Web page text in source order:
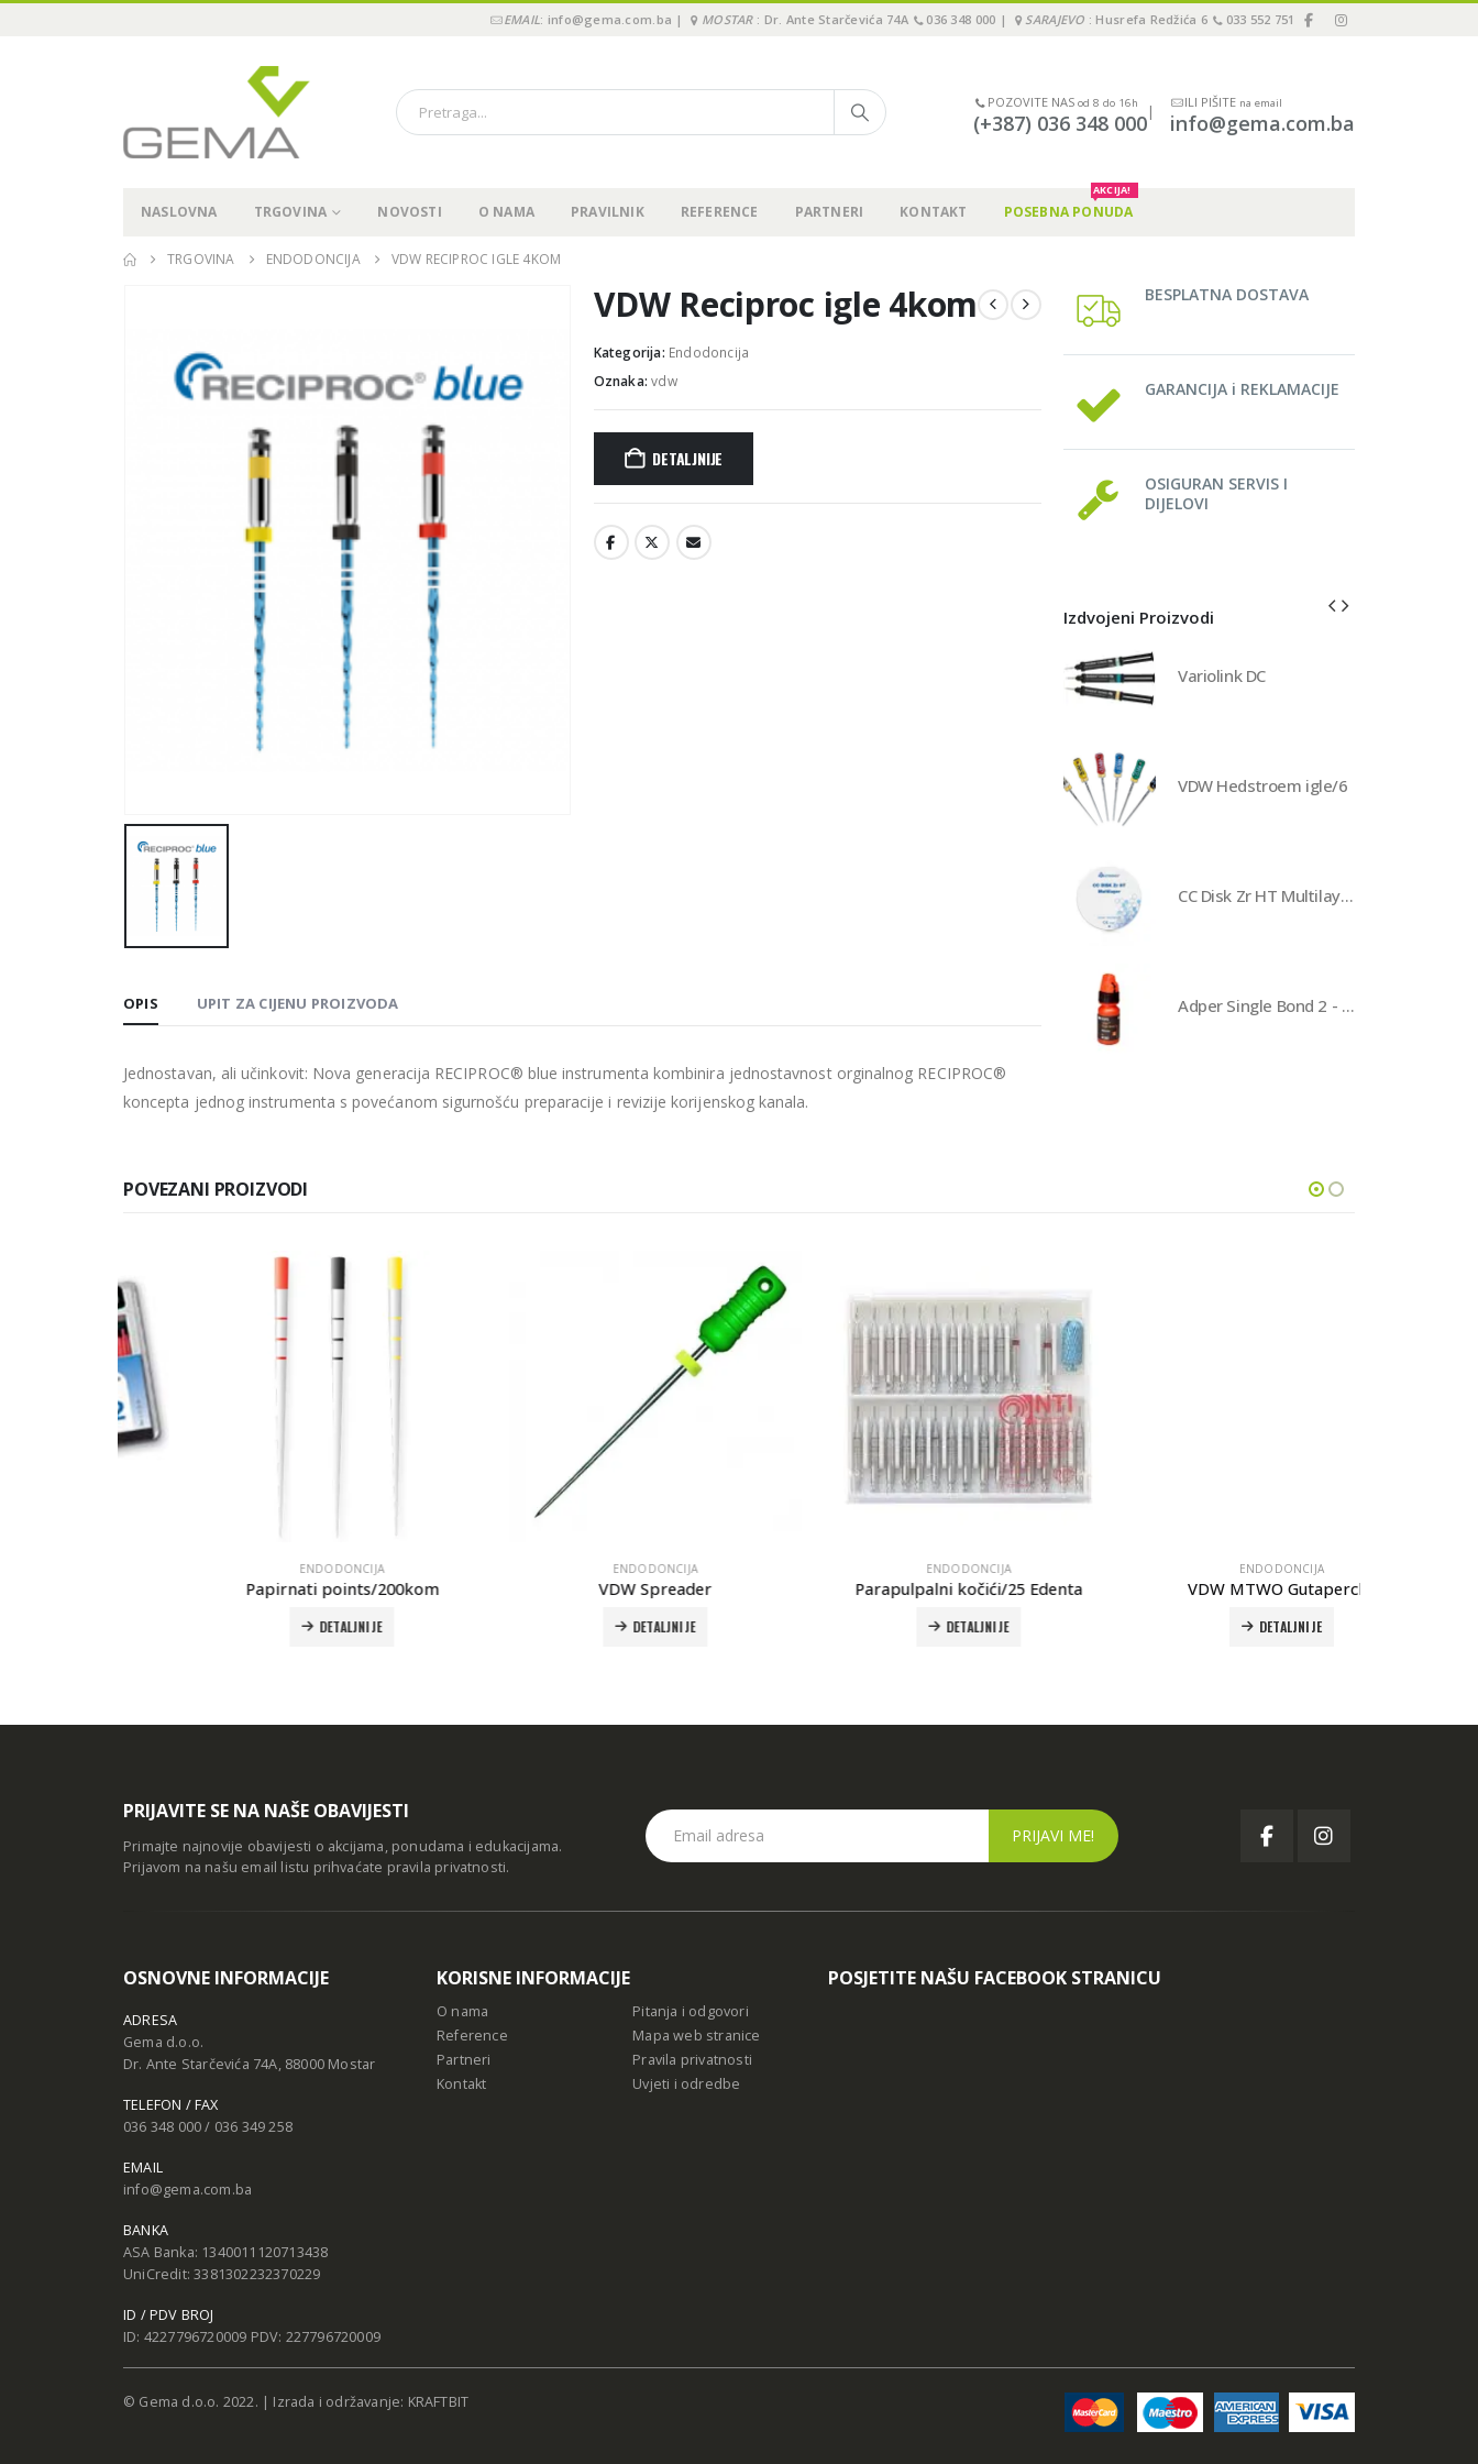
EMAIL: info@gema.com.ba | MOSTAR: Dr. Ante Starčevića 74A 036 348 000 | SARAJEVO : Husrefa Redžića 6 033 552 751
POZOVITE NAS od 8 do 16h
(+387) 036 348 000|
ILI PIŠITE na email
info@gema.com.ba
NASLOVNA TRGOVINA NOVOSTI O NAMA PRAVILNIK REFERENCE PARTNERI KONTAKT POSEBNA PONUDA
AKCIJA!
TRGOVINA ENDODONCIJA VDW RECIPROC IGLE 4KOM
VDW Reciproc igle 4kom
Kategorija: Endodoncija
Oznaka:vdw
DETALJNIJE
OPIS UPIT ZA CIJENU PROIZVODA
Jednostavan, ali učinkovit: Nova generacija RECIPROC® blue instrumenta kombinira jednostavnost orginalnog RECIPROC®
koncepta jednog instrumenta s povećanom sigurnošću preparacije i revizije korijenskog kanala.
BESPLATNA DOSTAVA
GARANCIJA i REKLAMACIJE
OSIGURAN SERVIS I
DIJELOVI
Izdvojeni Proizvodi
Variolink DC
VDW Hedstroem igle/6
CC Disk Zr HT Multilayer
Adper Single Bond 2 - 3M
POVEZANI PROIZVODI
ENDODONCIJA
Papirnati points/200kom
DETALJNIJE
ENDODONCIJA
VDW Spreader
DETALJNIJE
ENDODONCIJA
Parapulpalni kočići/25 Edenta
DETALJNIJE
ENDODONCIJA
VDW MTWO Gutapercha
DETALJNIJE
PRIJAVITE SE NA NAŠE OBAVIJESTI
Primajte najnovije obavijesti o akcijama, ponudama i edukacijama.
Prijavom na našu email listu prihvaćate pravila privatnosti.
OSNOVNE INFORMACIJE
ADRESA
Gema d.o.o.
Dr. Ante Starčevića 74A, 88000 Mostar
TELEFON / FAX
036 348 000 / 036 349 258
EMAIL
info@gema.com.ba
BANKA
ASA Banka: 1340011120713438
UniCredit: 3381302232370229
ID / PDV BROJ
ID: 4227796720009 PDV: 227796720009
KORISNE INFORMACIJE
O nama
Reference
Partneri
Kontakt
Pitanja i odgovori
Mapa web stranice
Pravila privatnosti
Uvjeti i odredbe
POSJETITE NAŠU FACEBOOK STRANICU
© Gema d.o.o. 2022. | Izrada i održavanje: KRAFTBIT